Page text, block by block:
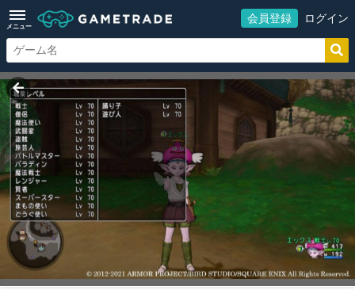
メニュー
会員登録 ログイン